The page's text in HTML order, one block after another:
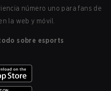
número uno para fans de
la web y móvil.
sobre esports